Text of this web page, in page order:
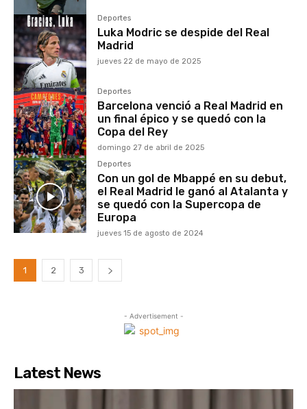
Deportes
Luka Modric se despide del Real
Madrid
jueves 22 de mayo de 2025
Deportes
Barcelona venció a Real Madrid en
un final épico y se quedó con la
Copa del Rey
domingo 27 de abril de 2025
Deportes
Con un gol de Mbappé en su debut,
el Real Madrid le ganó al Atalanta y
se quedó con la Supercopa de
Europa
jueves 15 de agosto de 2024
1 2 3
- Advertisement -
Latest News